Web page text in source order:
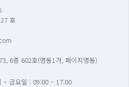
호
6층 602호(명동1가, 페이지명동)
금요일 : 09:00 ~ 17:00